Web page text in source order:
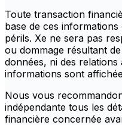
Toute transaction
base de ces
périls. Xe ne sera pas
ou dommage résultant
données, ni des relations
informations sont
Nous vous
indépendante tous les
financière concernée